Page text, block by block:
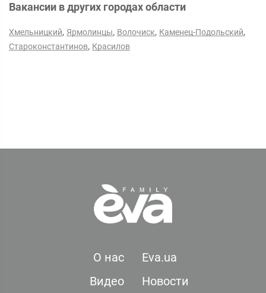
Вакансии в других городах области
Хмельницкий, Ярмолинцы, Волочиск, Каменец-Подольский,
Староконстантинов, Красилов
О нас
Eva.ua
Видео
Новости